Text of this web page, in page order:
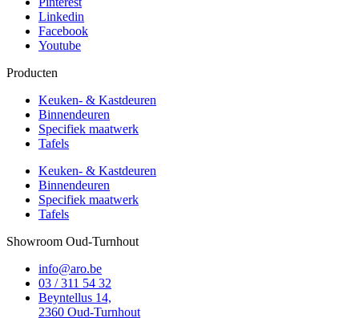
Linkedin
Facebook
Youtube
Producten
Keuken- & Kastdeuren
Binnendeuren
Specifiek maatwerk
Tafels
Keuken- & Kastdeuren
Binnendeuren
Specifiek maatwerk
Tafels
Showroom Oud-Turnhout
info@aro.be
03 / 311 54 32
Beyntellus 14,
2360 Oud-Turnhout